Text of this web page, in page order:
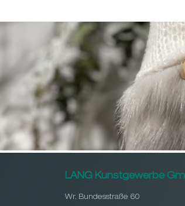
LANG Kunstgewerbe
Wr. Bundesstraße 60